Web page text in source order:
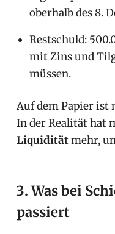
oberhalb des 8.
Restschuld:
mit Zins und
müssen.
Auf dem Papier ist
In der Realität hat
Liquiditätmehr,
3. Was bei
passiert